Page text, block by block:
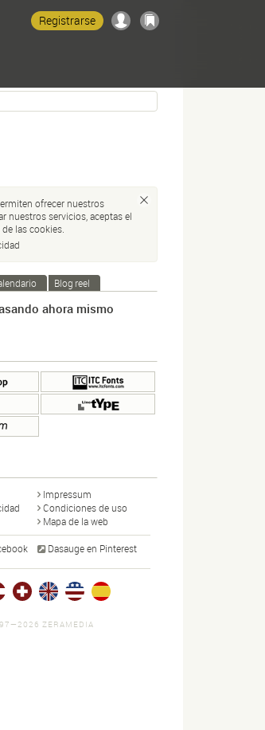
Registrarse
ofrecer nuestros
nuestros servicios, aceptas el
las cookies.
Blog reel
ahora mismo
Impressum
Condiciones de uso
Mapa de la web
Dasauge en Pinterest
ZERAMEDIA